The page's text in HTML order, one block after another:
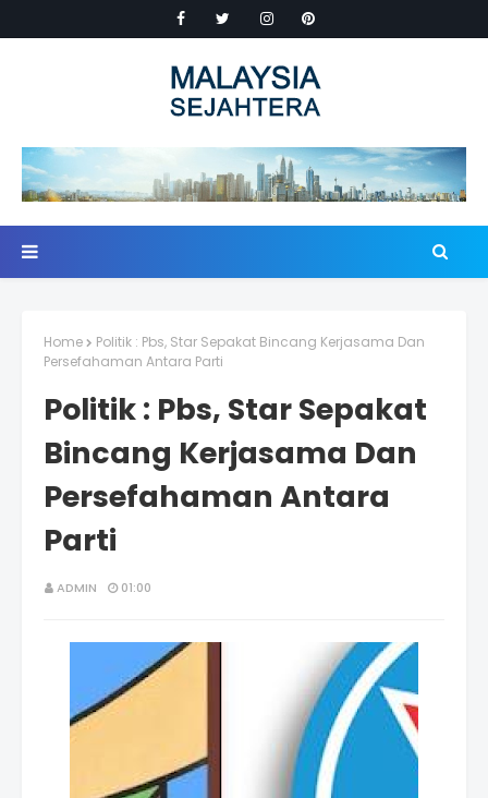
Home
Politik : Pbs, Star Sepakat Bincang Kerjasama Dan
Persefahaman Antara Parti
Politik : Pbs, Star Sepakat
Bincang Kerjasama Dan
Persefahaman Antara
Parti
ADMIN 01:00